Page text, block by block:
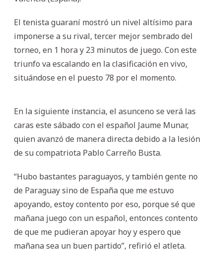
El tenista guaraní mostró un nivel altísimo para
imponerse a su rival, tercer mejor sembrado del
torneo, en 1 hora y 23 minutos de juego. Con este
triunfo va escalando en la clasificación en vivo,
situándose en el puesto 78 por el momento.
En la siguiente instancia, el asunceno se verá las
caras este sábado con el español Jaume Munar,
quien avanzó de manera directa debido a la lesión
de su compatriota Pablo Carreño Busta.
“Hubo bastantes paraguayos, y también gente no
de Paraguay sino de España que me estuvo
apoyando, estoy contento por eso, porque sé que
mañana juego con un español, entonces contento
de que me pudieran apoyar hoy y espero que
mañana sea un buen partido”, refirió el atleta.